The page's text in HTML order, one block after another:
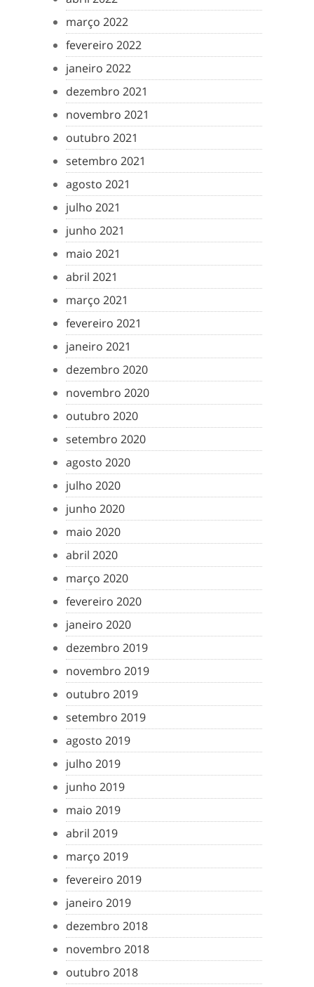
março 2022
fevereiro 2022
janeiro 2022
dezembro 2021
novembro 2021
outubro 2021
setembro 2021
agosto 2021
julho 2021
junho 2021
maio 2021
abril 2021
março 2021
fevereiro 2021
janeiro 2021
dezembro 2020
novembro 2020
outubro 2020
setembro 2020
agosto 2020
julho 2020
junho 2020
maio 2020
abril 2020
março 2020
fevereiro 2020
janeiro 2020
dezembro 2019
novembro 2019
outubro 2019
setembro 2019
agosto 2019
julho 2019
junho 2019
maio 2019
abril 2019
março 2019
fevereiro 2019
janeiro 2019
dezembro 2018
novembro 2018
outubro 2018